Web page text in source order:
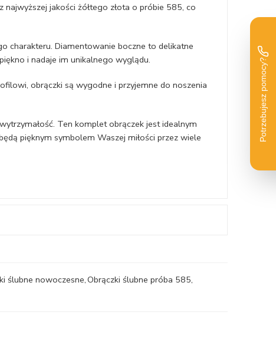
jakości żółtego złota o próbie 585, co
charakteru. Diamentowanie boczne to delikatne
i nadaje im unikalnego wyglądu.
obrączki są wygodne i przyjemne do noszenia
Ten komplet obrączek jest idealnym
pięknym symbolem Waszej miłości przez wiele
ślubne nowoczesne,Obrączki ślubne próba 585,